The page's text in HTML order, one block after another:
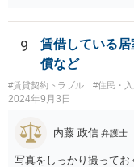
求が「通常生ずべき損
く必要があります。 ま
明する資料の準備。 次
範囲に該当することを
なると思われます。 相
寄りの法律事務所に相
9
賃借している
償など
#賃貸契約トラブル #住民・
2024年9月3日
内藤 政信 弁護士
写真をしっかり撮って